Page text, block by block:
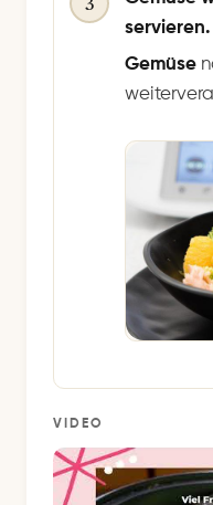
servieren.
Gemüse
VIDEO